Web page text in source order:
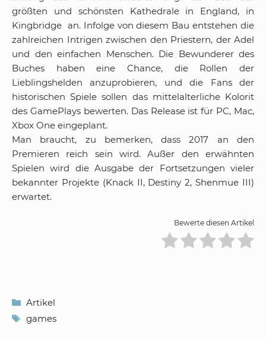
größten und schönsten Kathedrale in England, in
Kingbridge an. Infolge von diesem Bau entstehen die
zahlreichen Intrigen zwischen den Priestern, der Adel
und den einfachen Menschen. Die Bewunderer des
Buches haben eine Chance, die Rollen der
Lieblingshelden anzuprobieren, und die Fans der
historischen Spiele sollen das mittelalterliche Kolorit
des GamePlays bewerten. Das Release ist für PC, Mac,
Xbox One eingeplant.
Man braucht, zu bemerken, dass 2017 an den
Premieren reich sein wird. Außer den erwähnten
Spielen wird die Ausgabe der Fortsetzungen vieler
bekannter Projekte (Knack II, Destiny 2, Shenmue III)
erwartet.
Bewerte diesen Artikel
Kategorien
Artikel
Schlagwörter
games